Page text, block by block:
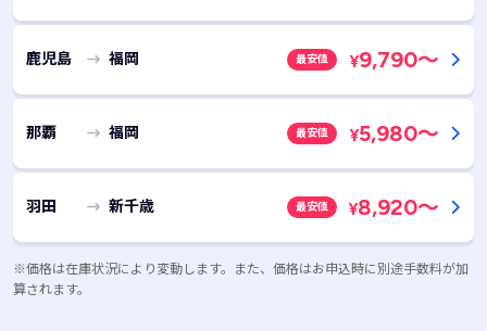
鹿児島 福岡 最安値 ¥9,790～
那覇 福岡 最安値 ¥5,980～
羽田 新千歳 最安値 ¥8,920～
※価格は在庫状況により変動します。また、価格はお申込時に別途手数料が加
算されます。